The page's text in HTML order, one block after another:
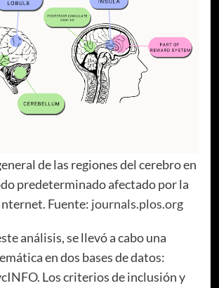
de las regiones del cerebro en
predeterminado afectado por la
Fuente: journals.plos.org
análisis, se llevó a cabo una
en dos bases de datos:
Los criterios de inclusión y